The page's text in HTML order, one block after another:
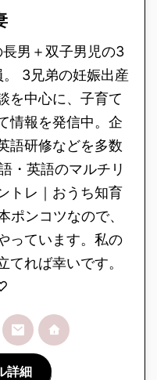
男＋双子男児の3
3兄弟の妊娠出産
を中心に、子育て
情報を発信中。企
語研修などを多数
・英語のマルチリ
トレ｜おうち知育
ポンコツなので、
っています。私の
てれば幸いです。
詳細